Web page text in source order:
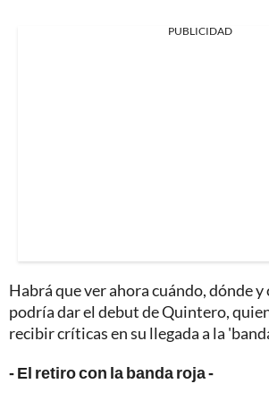
PUBLICIDAD
Habrá que ver ahora cuándo, dónde
podría dar el debut de Quintero,
recibir críticas en su llegada a la
- El retiro con la banda roja -